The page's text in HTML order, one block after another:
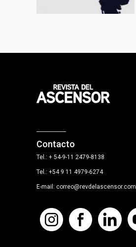
Contacto
Tel.: + 54-9-11 2479-8138
Tel.: +54 9 11 4979-6274
E-mail: correo@revdelascensor.com